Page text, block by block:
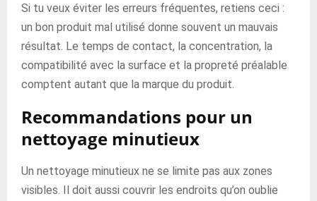
Si tu veux éviter les erreurs fréquentes, retiens ceci :
un bon produit mal utilisé donne souvent un mauvais
résultat. Le temps de contact, la concentration, la
compatibilité avec la surface et la propreté préalable
comptent autant que la marque du produit.
Recommandations pour un
nettoyage minutieux
Un nettoyage minutieux ne se limite pas aux zones
visibles. Il doit aussi couvrir les endroits qu’on oublie